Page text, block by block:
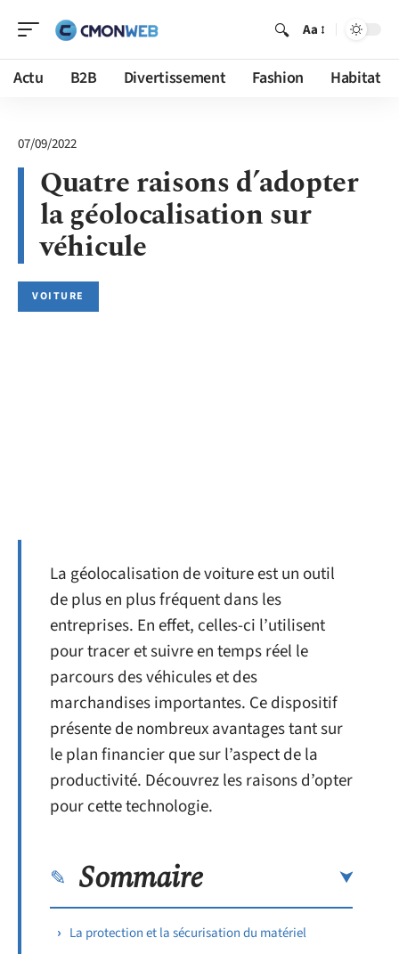
Aa
Actu B2B Divertissement Fashion Habitat
07/09/2022
Quatre raisons d’adopter
la géolocalisation sur
véhicule
VOITURE
La géolocalisation de voiture est un outil
de plus en plus fréquent dans les
entreprises. En effet, celles-ci l’utilisent
pour tracer et suivre en temps réel le
parcours des véhicules et des
marchandises importantes. Ce dispositif
présente de nombreux avantages tant sur
le plan financier que sur l’aspect de la
productivité. Découvrez les raisons d’opter
pour cette technologie.
Sommaire
La protection et la sécurisation du matériel